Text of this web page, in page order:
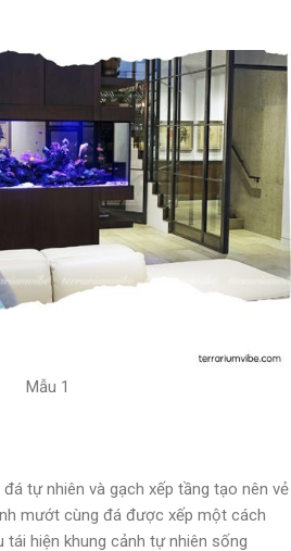
Mẫu 1
tự nhiên và gạch xếp tầng tạo nên vẻ
mướt cùng đá được xếp một cách
hiện khung cảnh tự nhiên sống